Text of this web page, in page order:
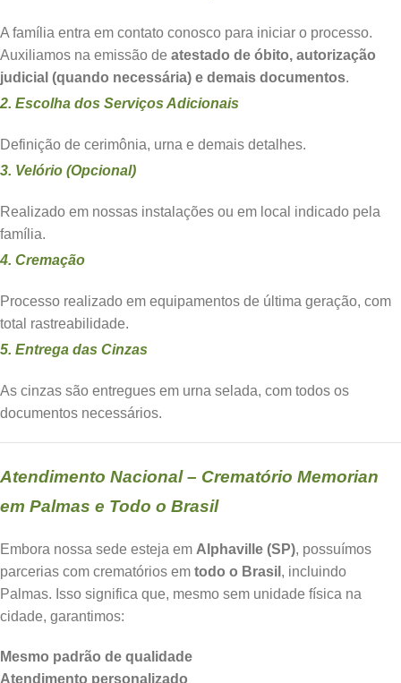
A família entra em contato conosco para iniciar o processo.
Auxiliamos na emissão de atestado de óbito, autorização
judicial (quando necessária) e demais documentos.
2. Escolha dos Serviços Adicionais
Definição de cerimônia, urna e demais detalhes.
3. Velório (Opcional)
Realizado em nossas instalações ou em local indicado pela
família.
4. Cremação
Processo realizado em equipamentos de última geração, com
total rastreabilidade.
5. Entrega das Cinzas
As cinzas são entregues em urna selada, com todos os
documentos necessários.
Atendimento Nacional – Crematório Memorian
em Palmas e Todo o Brasil
Embora nossa sede esteja em Alphaville (SP), possuímos
parcerias com crematórios em todo o Brasil , incluindo
Palmas. Isso significa que, mesmo sem unidade física na
cidade, garantimos:
Mesmo padrão de qualidade
Atendimento personalizado